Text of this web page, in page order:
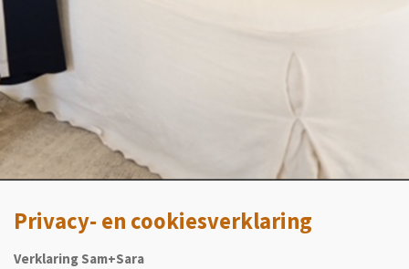
Privacy- en cookiesverklaring
Verklaring Sam+Sara